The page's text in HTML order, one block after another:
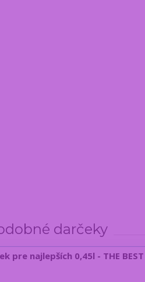
darčeky
pre najlepších 0,45l - THE BEST